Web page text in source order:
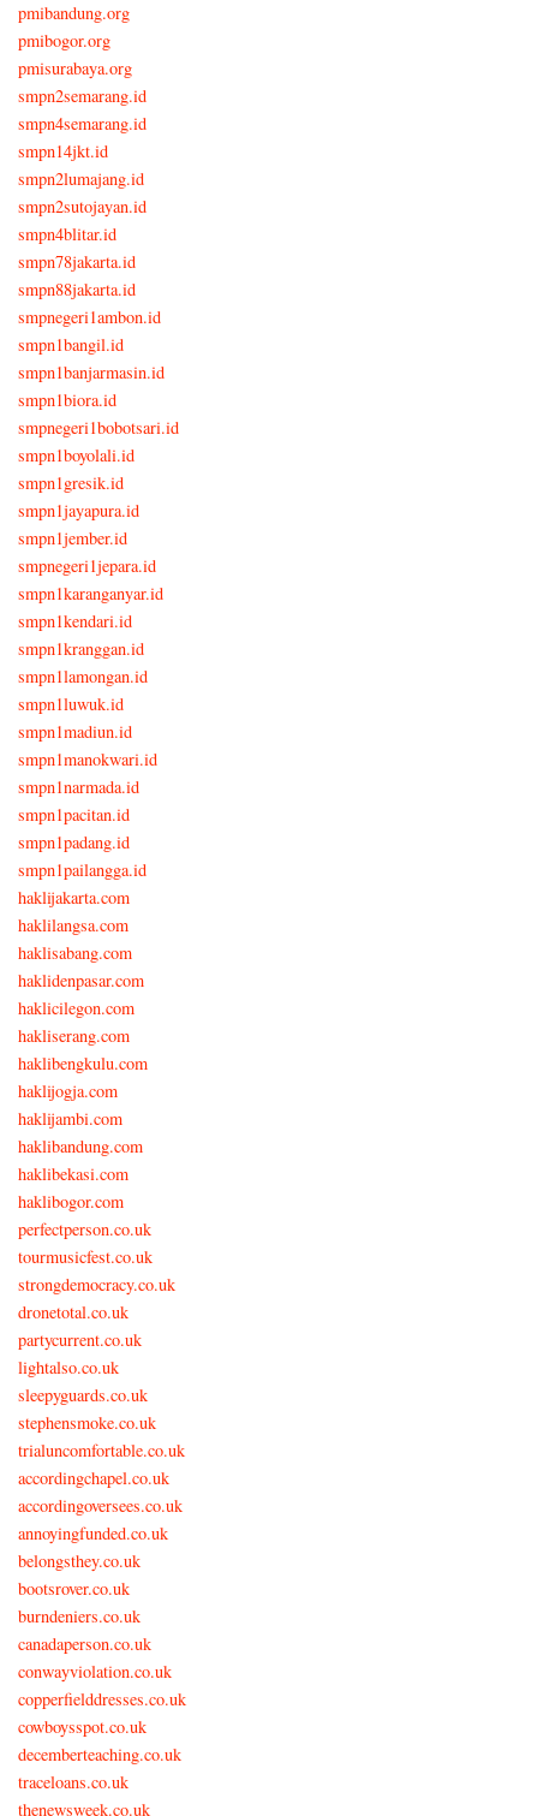
pmibandung.org
pmibogor.org
pmisurabaya.org
smpn2semarang.id
smpn4semarang.id
smpn14jkt.id
smpn2lumajang.id
smpn2sutojayan.id
smpn4blitar.id
smpn78jakarta.id
smpn88jakarta.id
smpnegeri1ambon.id
smpn1bangil.id
smpn1banjarmasin.id
smpn1biora.id
smpnegeri1bobotsari.id
smpn1boyolali.id
smpn1gresik.id
smpn1jayapura.id
smpn1jember.id
smpnegeri1jepara.id
smpn1karanganyar.id
smpn1kendari.id
smpn1kranggan.id
smpn1lamongan.id
smpn1luwuk.id
smpn1madiun.id
smpn1manokwari.id
smpn1narmada.id
smpn1pacitan.id
smpn1padang.id
smpn1pailangga.id
haklijakarta.com
haklilangsa.com
haklisabang.com
haklidenpasar.com
haklicilegon.com
hakliserang.com
haklibengkulu.com
haklijogja.com
haklijambi.com
haklibandung.com
haklibekasi.com
haklibogor.com
perfectperson.co.uk
tourmusicfest.co.uk
strongdemocracy.co.uk
dronetotal.co.uk
partycurrent.co.uk
lightalso.co.uk
sleepyguards.co.uk
stephensmoke.co.uk
trialuncomfortable.co.uk
accordingchapel.co.uk
accordingoversees.co.uk
annoyingfunded.co.uk
belongsthey.co.uk
bootsrover.co.uk
burndeniers.co.uk
canadaperson.co.uk
conwayviolation.co.uk
copperfielddresses.co.uk
cowboysspot.co.uk
decemberteaching.co.uk
traceloans.co.uk
thenewsweek.co.uk